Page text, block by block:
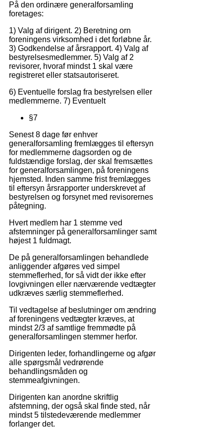
På den ordinære generalforsamling
foretages:
1) Valg af dirigent. 2) Beretning orn
foreningens virksomhed i det forløbne år.
3) Godkendelse af årsrapport. 4) Valg af
bestyrelsesmedlemmer. 5) Valg af 2
revisorer, hvoraf mindst 1 skal være
registreret eller statsautoriseret.
6) Eventuelle forslag fra bestyrelsen eller
medlemmerne. 7) Eventuelt
§7
Senest 8 dage før enhver
generalforsamling fremlægges til eftersyn
for medlemmerne dagsorden og de
fuldstændige forslag, der skal fremsættes
for generalforsamlingen, på foreningens
hjemsted. Inden samme frist fremlægges
til eftersyn årsrapporter underskrevet af
bestyrelsen og forsynet med revisorernes
påtegning.
Hvert medlem har 1 stemme ved
afstemninger på generalforsamlinger samt
højest 1 fuldmagt.
De på generalforsamlingen behandlede
anliggender afgøres ved simpel
stemmeflerhed, for så vidt der ikke efter
lovgivningen eller nærværende vedtægter
udkræves særlig stemmeflerhed.
Til vedtagelse af beslutninger om ændring
af foreningens vedtægter kræves, at
mindst 2/3 af samtlige fremmødte på
generalforsamlingen stemmer herfor.
Dirigenten leder, forhandlingerne og afgør
alle spørgsmål vedrørende
behandlingsmåden og
stemmeafgivningen.
Dirigenten kan anordne skriftlig
afstemning, der også skal finde sted, når
mindst 5 tilstedeværende medlemmer
forlanger det.